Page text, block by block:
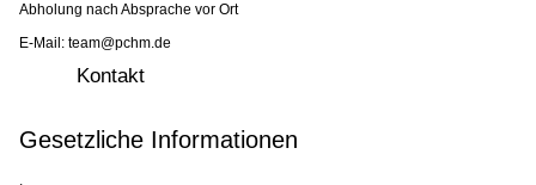
Abholung nach Absprache vor Ort
E-Mail: team@pchm.de
Kontakt
Gesetzliche Informationen